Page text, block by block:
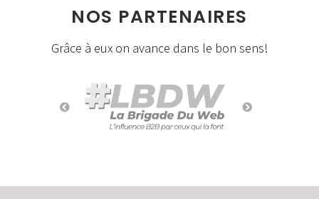
NOS PARTENAIRES
Grâce à eux on avance dans le bon sens!